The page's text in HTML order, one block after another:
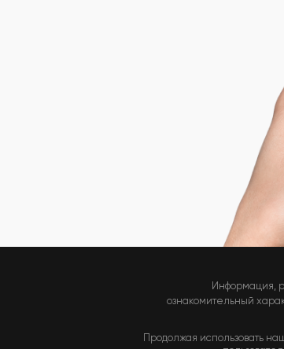
Информация,
ознакомительный
Продолжая использовать